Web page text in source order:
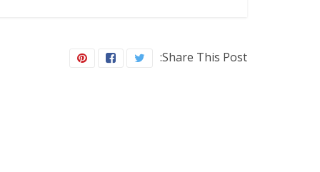
Share This Post: